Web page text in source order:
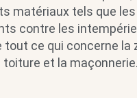
matériaux tels que
contre les
tout ce qui concerne
et la maçonnerie.